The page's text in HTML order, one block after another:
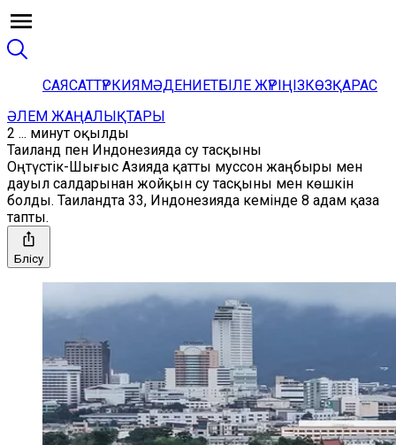
САЯСАТТҮРКИЯМӘДЕНИЕТБІЛЕ ЖҮРІҢІЗКӨЗҚАРАС
ӘЛЕМ ЖАҢАЛЫҚТАРЫ
2 ... минут оқылды
Таиланд пен Индонезияда су тасқыны
Оңтүстік-Шығыс Азияда қатты муссон жаңбыры мен
дауыл салдарынан жойқын су тасқыны мен көшкін
болды. Таиландта 33, Индонезияда кемінде 8 адам қаза
тапты.
Бөлісу